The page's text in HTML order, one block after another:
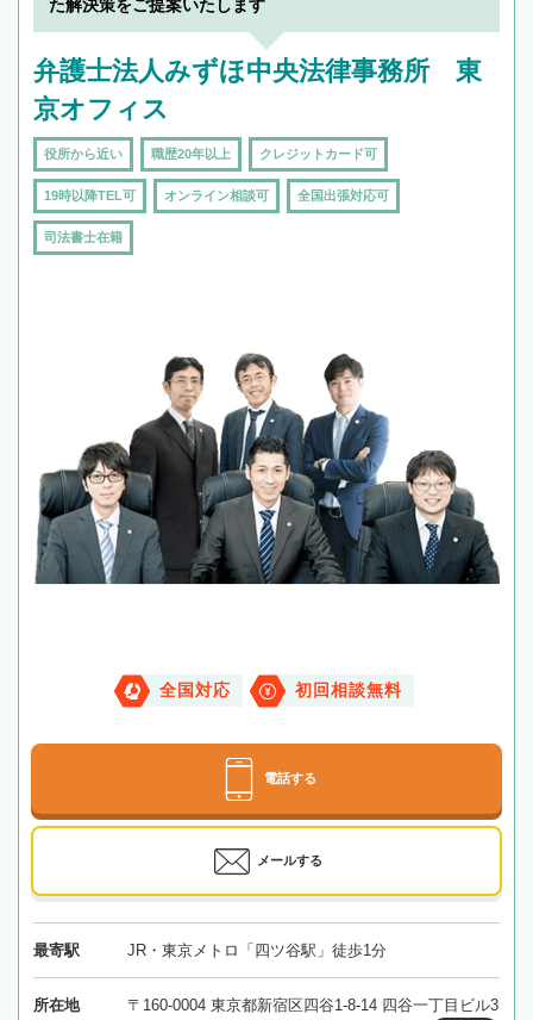
た解決策をご提案いたします
弁護士法人みずほ中央法律事務所 東
京オフィス
役所から近い 職歴20年以上 クレジットカード可
19時以降TEL可 オンライン相談可 全国出張対応可
司法書士在籍
全国対応 初回相談無料
電話する
メールする
最寄駅 JR・東京メトロ「四ツ谷駅」徒歩1分
所在地
〒160-0004 東京都新宿区四谷1-8-14 四谷一丁目ビル3